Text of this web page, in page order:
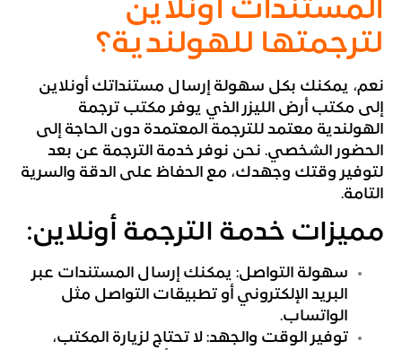
المستندات أونلاين
لترجمتها للهولندية؟
نعم، يمكنك بكل سهولة إرسال مستنداتك أونلاين
إلى مكتب أرض الليزر الذي يوفر مكتب ترجمة
الهولندية معتمد للترجمة المعتمدة دون الحاجة إلى
الحضور الشخصي. نحن نوفر خدمة الترجمة عن بعد
لتوفير وقتك وجهدك، مع الحفاظ على الدقة والسرية
التامة.
مميزات خدمة الترجمة أونلاين:
سهولة التواصل: يمكنك إرسال المستندات عبر
البريد الإلكتروني أو تطبيقات التواصل مثل
الواتساب.
توفير الوقت والجهد: لا تحتاج لزيارة المكتب،